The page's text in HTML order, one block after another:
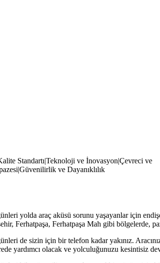
Standartı|Teknoloji ve İnovasyon|Çevreci ve
ve Dayanıklılık
yolda araç aküsü sorunu yaşayanlar için
Ferhatpaşa, Ferhatpaşa Mah gibi bölgelerde,
de sizin için bir telefon kadar yakınız.
yardımcı olacak ve yolculuğunuzu kesintisiz